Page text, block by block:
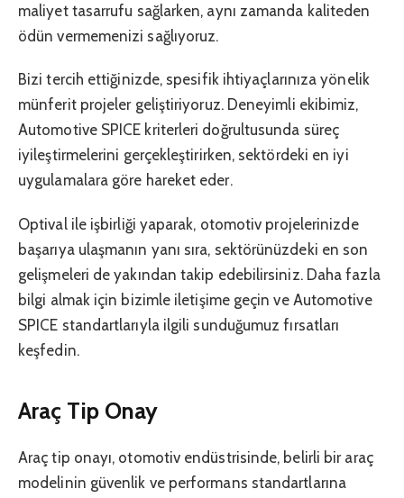
maliyet tasarrufu sağlarken, aynı zamanda kaliteden
ödün vermemenizi sağlıyoruz.
Bizi tercih ettiğinizde, spesifik ihtiyaçlarınıza yönelik
münferit projeler geliştiriyoruz. Deneyimli ekibimiz,
Automotive SPICE kriterleri doğrultusunda süreç
iyileştirmelerini gerçekleştirirken, sektördeki en iyi
uygulamalara göre hareket eder.
Optival ile işbirliği yaparak, otomotiv projelerinizde
başarıya ulaşmanın yanı sıra, sektörünüzdeki en son
gelişmeleri de yakından takip edebilirsiniz. Daha fazla
bilgi almak için bizimle iletişime geçin ve Automotive
SPICE standartlarıyla ilgili sunduğumuz fırsatları
keşfedin.
Araç Tip Onay
Araç tip onayı, otomotiv endüstrisinde, belirli bir araç
modelinin güvenlik ve performans standartlarına